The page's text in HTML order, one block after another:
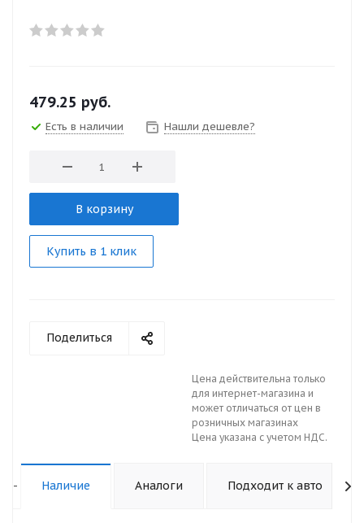
479.25 руб.
Есть в наличии Нашли дешевле?
В корзину
Купить в 1 клик
Поделиться
Цена действительна только
для интернет-магазина и
может отличаться от цен в
розничных магазинах
Цена указана с учетом НДС.
- Наличие Аналоги Подходит к авто